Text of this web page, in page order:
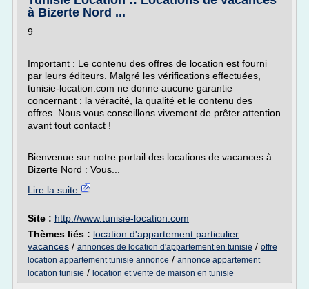
à Bizerte Nord ...
9
Important : Le contenu des offres de location est fourni
par leurs éditeurs. Malgré les vérifications effectuées,
tunisie-location.com ne donne aucune garantie
concernant : la véracité, la qualité et le contenu des
offres. Nous vous conseillons vivement de prêter attention
avant tout contact !
Bienvenue sur notre portail des locations de vacances à
Bizerte Nord : Vous...
Lire la suite
Site : http://www.tunisie-location.com
Thèmes liés : location d'appartement particulier
vacances / annonces de location d'appartement en tunisie / offre
location appartement tunisie annonce / annonce appartement
location tunisie / location et vente de maison en tunisie